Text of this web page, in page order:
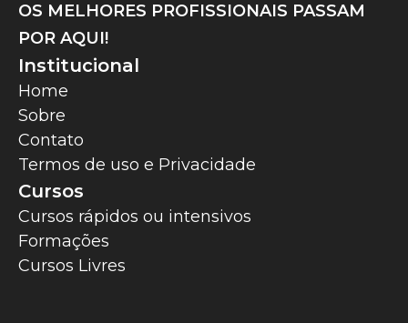
OS MELHORES PROFISSIONAIS PASSAM
POR AQUI!
Institucional
Home
Sobre
Contato
Termos de uso e Privacidade
Cursos
Cursos rápidos ou intensivos
Formações
Cursos Livres